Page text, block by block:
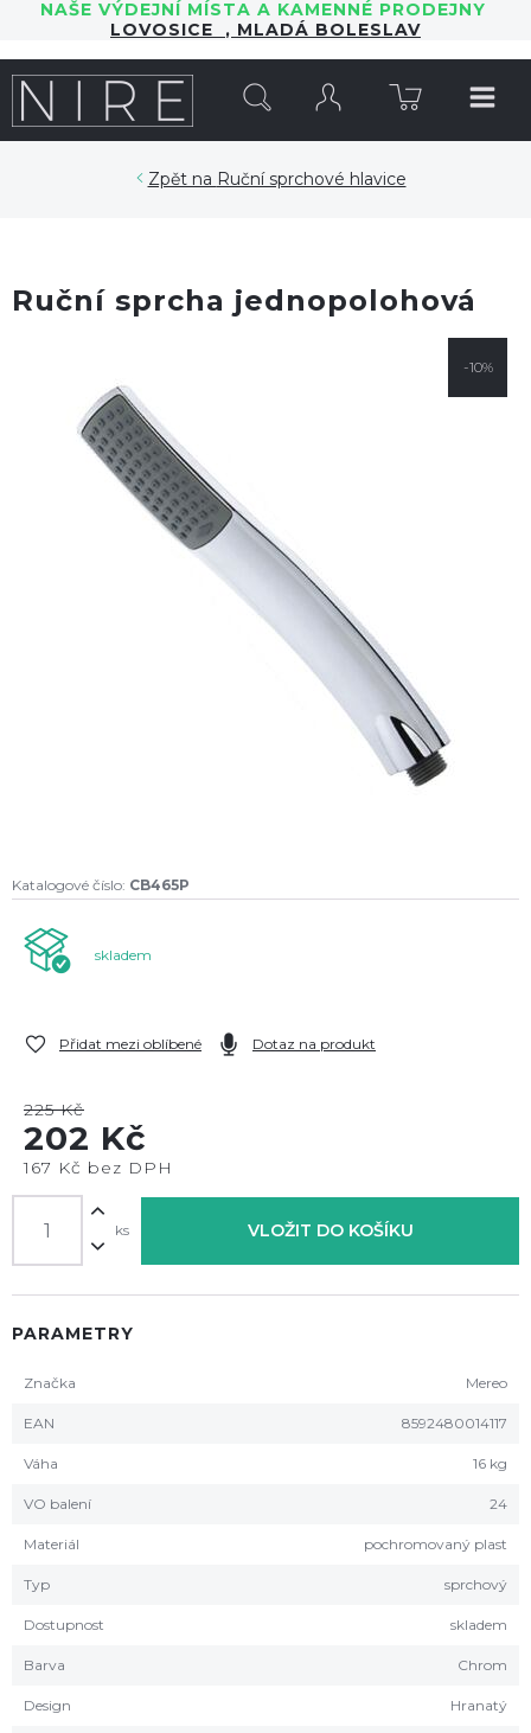
NAŠE VÝDEJNÍ MÍSTA A KAMENNÉ PRODEJNY
LOVOSICE , MLADÁ BOLESLAV
Ruční sprchové hlavice
Ruční sprcha jednopolohová
-10%
Katalogové číslo: CB465P
skladem
Přidat mezi oblíbené Dotaz na produkt
225 Kč
202 Kč
167 Kč bez DPH
ks VLOŽIT DO KOŠÍKU
PARAMETRY
Značka Mereo
EAN 8592480014117
Váha 16 kg
VO balení 24
Materiál pochromovaný plast
Typ sprchový
Dostupnost skladem
Barva Chrom
Design Hranatý